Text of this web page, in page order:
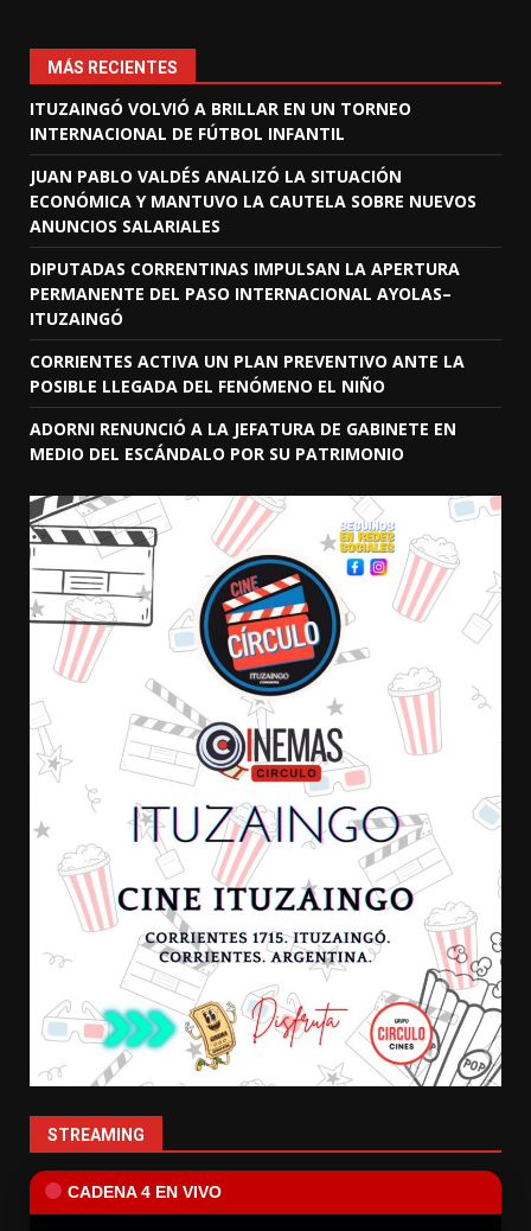
MÁS RECIENTES
ITUZAINGÓ VOLVIÓ A BRILLAR EN UN TORNEO
INTERNACIONAL DE FÚTBOL INFANTIL
JUAN PABLO VALDÉS ANALIZÓ LA SITUACIÓN
ECONÓMICA Y MANTUVO LA CAUTELA SOBRE NUEVOS
ANUNCIOS SALARIALES
DIPUTADAS CORRENTINAS IMPULSAN LA APERTURA
PERMANENTE DEL PASO INTERNACIONAL AYOLAS–
ITUZAINGÓ
CORRIENTES ACTIVA UN PLAN PREVENTIVO ANTE LA
POSIBLE LLEGADA DEL FENÓMENO EL NIÑO
ADORNI RENUNCIÓ A LA JEFATURA DE GABINETE EN
MEDIO DEL ESCÁNDALO POR SU PATRIMONIO
STREAMING
CADENA 4 EN VIVO